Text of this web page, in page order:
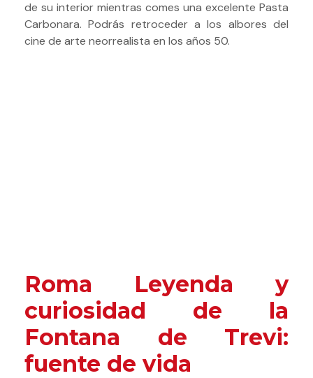
de su interior mientras comes una excelente Pasta
Carbonara. Podrás retroceder a los albores del
cine de arte neorrealista en los años 50.
Roma Leyenda y
curiosidad de la
Fontana de Trevi:
fuente de vida